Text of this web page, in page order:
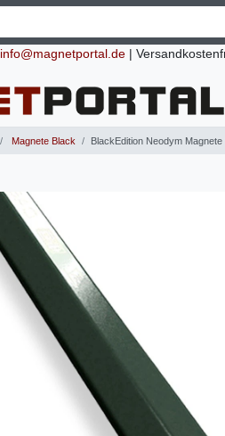
info@magnetportal.de |
Magnete Black BlackEdition Neodym